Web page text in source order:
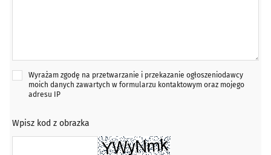
Wyrażam zgodę na przetwarzanie i przekazanie ogłoszeniodawcy
moich danych zawartych w formularzu kontaktowym oraz mojego
adresu IP
Wpisz kod z obrazka